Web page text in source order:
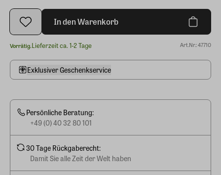
In den Warenkorb
Vorrätig.Lieferzeit ca. 1-2 Tage Art.Nr.: 47710
Exklusiver Geschenkservice
Persönliche Beratung:
+49 (0) 40 32 80 101
30 Tage Rückgaberecht:
Damit Sie alle Zeit der Welt haben